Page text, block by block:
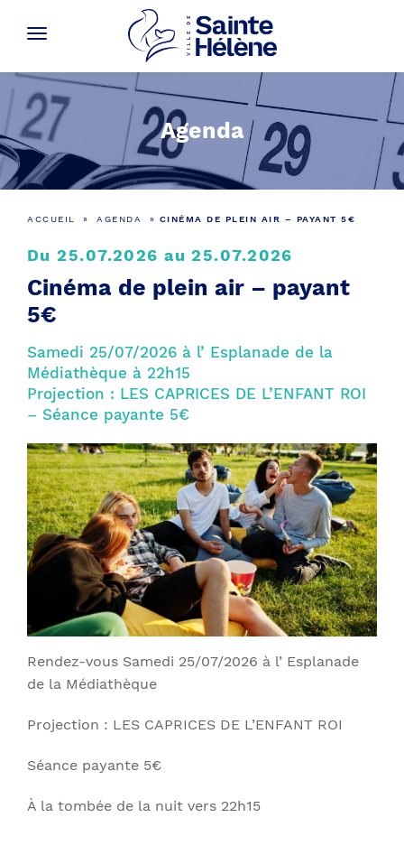
Agenda
ACCUEIL » AGENDA » CINÉMA DE PLEIN AIR – PAYANT 5€
Du 25.07.2026 au 25.07.2026
Cinéma de plein air – payant
5€
Samedi 25/07/2026 à l’ Esplanade de la
Médiathèque à 22h15
Projection : LES CAPRICES DE L’ENFANT ROI
– Séance payante 5€
Rendez-vous Samedi 25/07/2026 à l’ Esplanade
de la Médiathèque
Projection : LES CAPRICES DE L’ENFANT ROI
Séance payante 5€
À la tombée de la nuit vers 22h15